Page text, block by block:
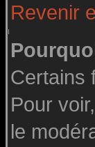
Revenir
Certains
Pour
le